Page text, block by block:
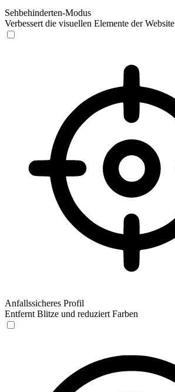
Sehbehinderten-Modus
Verbessert die visuellen Elemente der Website
Anfallssicheres Profil
Entfernt Blitze und reduziert Farben